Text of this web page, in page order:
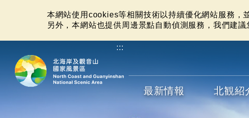
本網站使用cookies等相關技術以持續優化網站服務，
另外，本網站也提供周邊景點自動偵測服務，我們建
:::
最新情報 北観紹